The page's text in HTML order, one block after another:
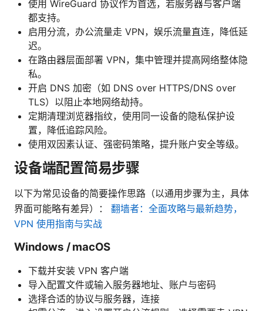
使用 WireGuard 协议作为首选，若服务器与客户端
都支持。
启用分流，办公流量走 VPN，娱乐流量直连，降低延
迟。
在路由器层面部署 VPN，集中管理并提高网络整体隐
私。
开启 DNS 加密（如 DNS over HTTPS/DNS over
TLS）以阻止本地网络劫持。
定期清理浏览器指纹，使用同一设备的隐私保护设
置，降低追踪风险。
使用双因素认证、强密码策略，提升账户安全等级。
设备端配置简易步骤
以下为常见设备的简要操作思路（以通用步骤为主，具体
界面可能略有差异）： 翻墙者：全面攻略与最新趋势，
VPN 使用指南与实战
Windows / macOS
下载并安装 VPN 客户端
导入配置文件或输入服务器地址、账户与密码
选择合适的协议与服务器，连接